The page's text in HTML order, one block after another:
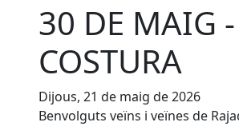
30 DE MAIG -
COSTURA
Dijous, 21 de maig de 2026
Benvolguts veïns i veïnes de